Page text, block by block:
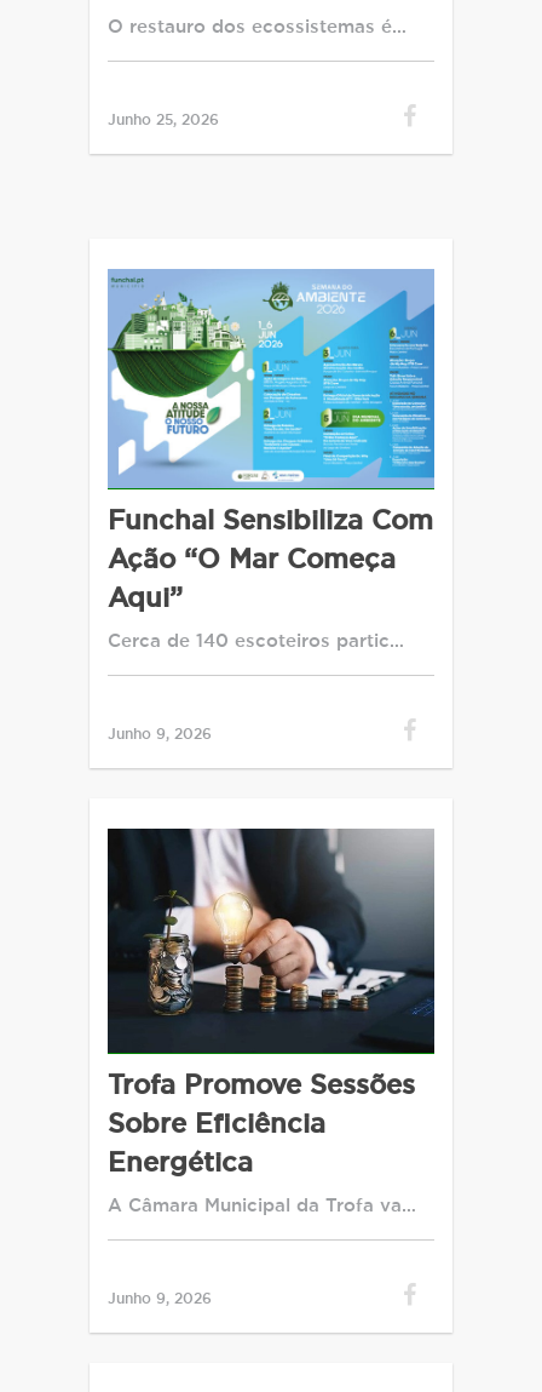
O restauro dos ecossistemas é…
Junho 25, 2026
Funchal Sensibiliza Com
Ação “O Mar Começa
Aqui”
Cerca de 140 escoteiros partic…
Junho 9, 2026
Trofa Promove Sessões
Sobre Eficiência
Energética
A Câmara Municipal da Trofa va…
Junho 9, 2026